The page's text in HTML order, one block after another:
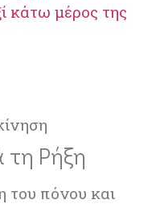
κάτω μέρος της
Ρήξη
του πόνου και